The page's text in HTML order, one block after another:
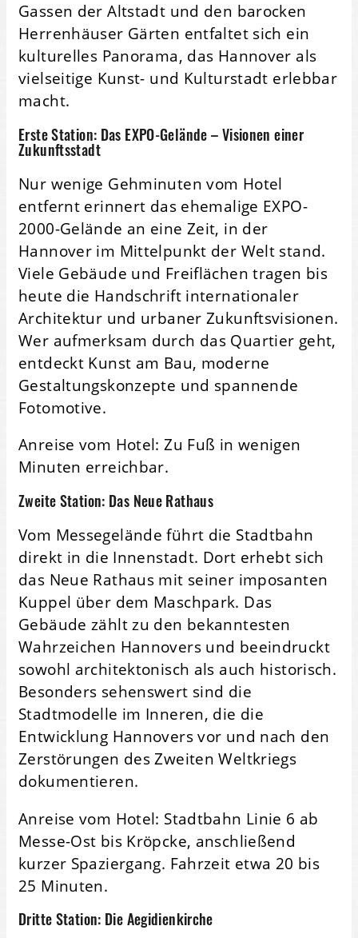
Gassen der Altstadt und den barocken
Herrenhäuser Gärten entfaltet sich ein
kulturelles Panorama, das Hannover als
vielseitige Kunst- und Kulturstadt erlebbar
macht.
Erste Station: Das EXPO-Gelände – Visionen einer
Zukunftsstadt
Nur wenige Gehminuten vom Hotel
entfernt erinnert das ehemalige EXPO-
2000-Gelände an eine Zeit, in der
Hannover im Mittelpunkt der Welt stand.
Viele Gebäude und Freiflächen tragen bis
heute die Handschrift internationaler
Architektur und urbaner Zukunftsvisionen.
Wer aufmerksam durch das Quartier geht,
entdeckt Kunst am Bau, moderne
Gestaltungskonzepte und spannende
Fotomotive.
Anreise vom Hotel: Zu Fuß in wenigen
Minuten erreichbar.
Zweite Station: Das Neue Rathaus
Vom Messegelände führt die Stadtbahn
direkt in die Innenstadt. Dort erhebt sich
das Neue Rathaus mit seiner imposanten
Kuppel über dem Maschpark. Das
Gebäude zählt zu den bekanntesten
Wahrzeichen Hannovers und beeindruckt
sowohl architektonisch als auch historisch.
Besonders sehenswert sind die
Stadtmodelle im Inneren, die die
Entwicklung Hannovers vor und nach den
Zerstörungen des Zweiten Weltkriegs
dokumentieren.
Anreise vom Hotel: Stadtbahn Linie 6 ab
Messe-Ost bis Kröpcke, anschließend
kurzer Spaziergang. Fahrzeit etwa 20 bis
25 Minuten.
Dritte Station: Die Aegidienkirche